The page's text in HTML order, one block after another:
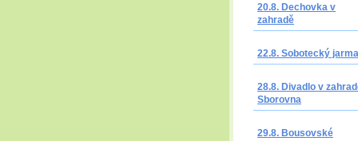
20.8. Dechovka v
zahradě
22.8. Sobotecký
28.8. Divadlo v
Sborovna
29.8. Bousovské